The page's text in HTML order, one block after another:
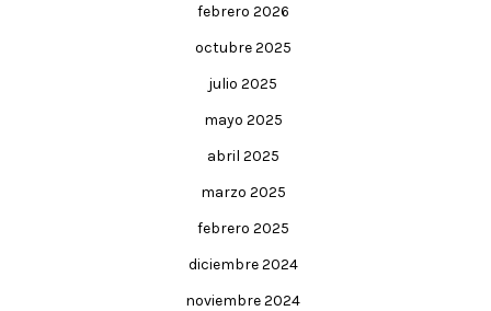
febrero 2026
octubre 2025
julio 2025
mayo 2025
abril 2025
marzo 2025
febrero 2025
diciembre 2024
noviembre 2024